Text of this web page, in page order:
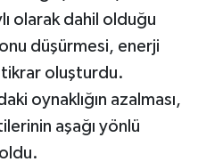
olarak dahil olduğu
düşürmesi, enerji
oluşturdu.
oynaklığın azalması,
aşağı yönlü